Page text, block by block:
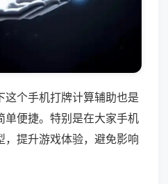
这个手机打牌计算辅助也是
单便捷。特别是在大家手机
，提升游戏体验，避免影响